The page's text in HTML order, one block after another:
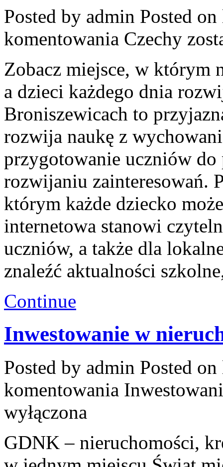
Posted by admin Posted
komentowania Czechy
Zobacz miejsce, w którym
a dzieci każdego dnia
Broniszewicach to
rozwija naukę z
przygotowanie uczniów do
rozwijaniu zainteresowań.
którym każde dziecko
internetowa stanowi
uczniów, a także dla
znaleźć aktualności
Continue
Inwestowanie w
Posted by admin Posted
komentowania
wyłączona
GDNK – nieruchomości,